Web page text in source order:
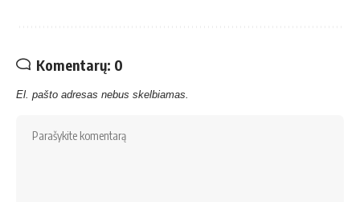
Komentarų: 0
El. pašto adresas nebus skelbiamas.